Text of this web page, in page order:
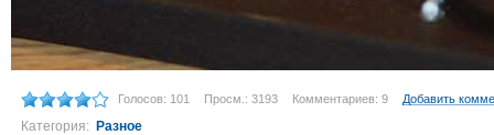
Голосов: 101 Просм.: 3193 Комментариев: 9 Добавить
Категория: Разное